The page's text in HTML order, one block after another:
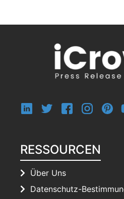
RESSOURCEN
Über Uns
Datenschutz-